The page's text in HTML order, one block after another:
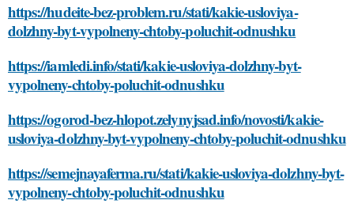
https://hudeite-bez-problem.ru/stati/kakie-usloviya-
dolzhny-byt-vypolneny-chtoby-poluchit-odnushku
https://iamledi.info/stati/kakie-usloviya-dolzhny-byt-
vypolneny-chtoby-poluchit-odnushku
https://ogorod-bez-hlopot.zelynyjsad.info/novosti/kakie-
usloviya-dolzhny-byt-vypolneny-chtoby-poluchit-odnushku
https://semejnayaferma.ru/stati/kakie-usloviya-dolzhny-byt-
vypolneny-chtoby-poluchit-odnushku